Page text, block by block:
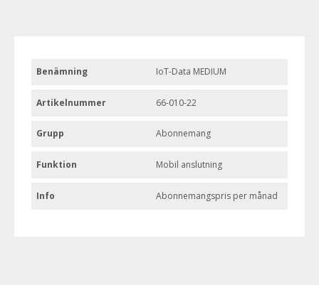
Benämning IoT-Data MEDIUM
Artikelnummer 66-010-22
Grupp Abonnemang
Funktion Mobil anslutning
Info Abonnemangspris per månad